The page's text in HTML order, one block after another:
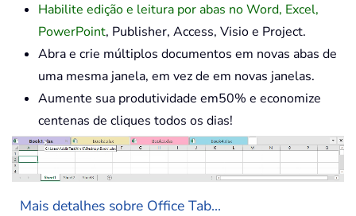
Habilite edição e leitura por abas no Word, Excel,
PowerPoint, Publisher, Access, Visio e Project.
Abra e crie múltiplos documentos em novas abas de
uma mesma janela, em vez de em novas janelas.
Aumente sua produtividade em50% e economize
centenas de cliques todos os dias!
Mais detalhes sobre Office Tab...